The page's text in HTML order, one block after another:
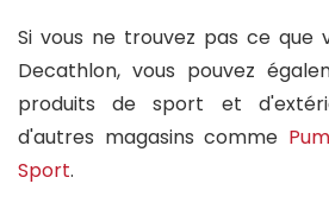
Si vous ne trouvez pas ce que
Decathlon, vous pouvez
produits de sport et
d'autres magasins comme
Sport.